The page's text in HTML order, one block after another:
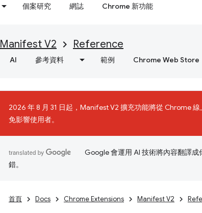
個案研究 網誌 Chrome 新功能
Manifest V2 Reference
AI 參考資料 範例 Chrome Web Store
2026 年 8 月 31 日起，Manifest V2 擴充功能將從 Chrome
免影響使用者。
Google 會運用 AI 技術將內容翻譯成
錯。
首頁 Docs Chrome Extensions Manifest V2